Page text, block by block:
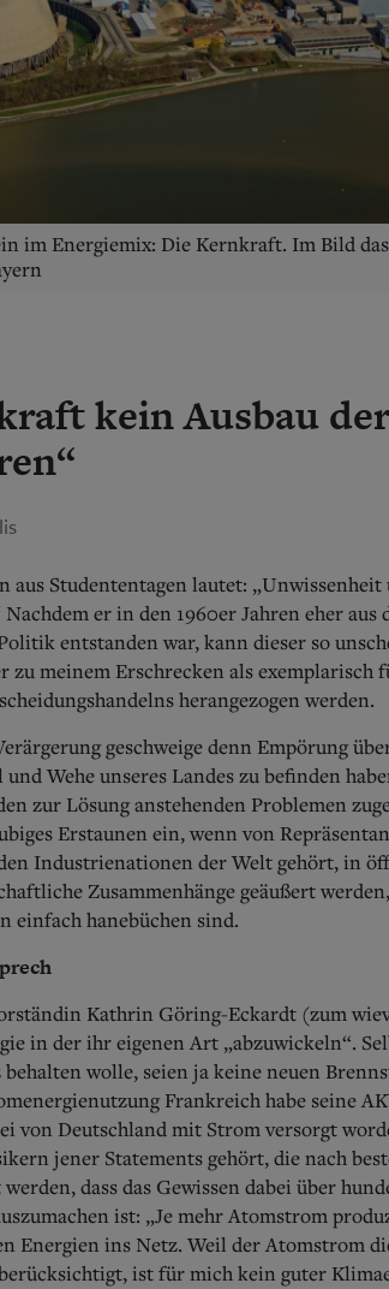
im Energiemix: Die Kernkraft. Im Bild das
kein Ausbau
aus Studententagen lautet: „Unwissenheit
er in den 1960er Jahren eher aus
entstanden war, kann dieser so
zu meinem Erschrecken als
herangezogen werden.
geschweige denn Empörung
Wehe unseres Landes zu befinden
zur Lösung anstehenden Problemen
Erstaunen ein, wenn von
Industrienationen der Welt gehört, in
Zusammenhänge geäußert
einfach hanebüchen sind.
Kathrin Göring-Eckardt (zum
in der ihr eigenen Art „abzuwickeln“.
wolle, seien ja keine neuen
Frankreich habe seine
von Deutschland mit Strom versorgt
jener Statements gehört, die nach
dass das Gewissen dabei über
ist: „Je mehr Atomstrom
Energien ins Netz. Weil der Atomstrom
ist für mich kein guter